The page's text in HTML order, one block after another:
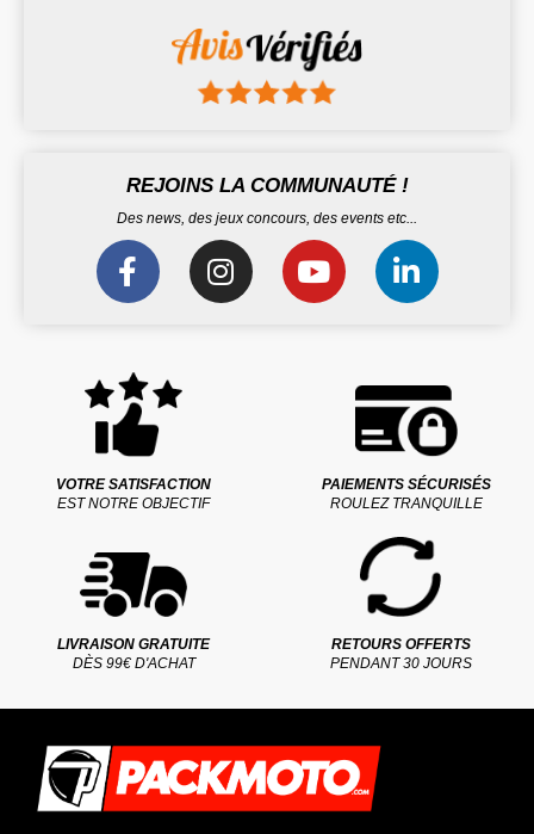
REJOINS LA COMMUNAUTÉ !
Des news, des jeux concours, des events etc...
VOTRE SATISFACTION
EST NOTRE OBJECTIF
PAIEMENTS SÉCURISÉS
ROULEZ TRANQUILLE
LIVRAISON GRATUITE
DÈS 99€ D'ACHAT
RETOURS OFFERTS
PENDANT 30 JOURS